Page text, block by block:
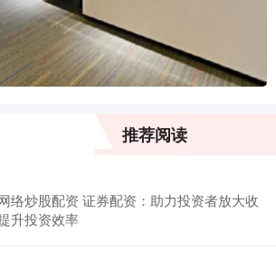
推荐阅读
络炒股配资 证券配资：助力投资者放大收
升投资效率